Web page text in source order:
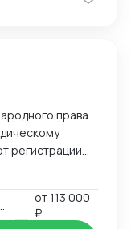
права.
регистрации
и получения
открытия
приглашений
и
от113 000
₽